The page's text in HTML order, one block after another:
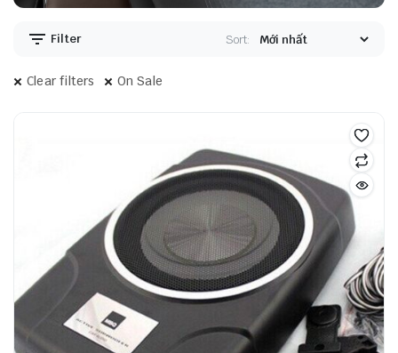
Filter Sort:
Clear filters On Sale